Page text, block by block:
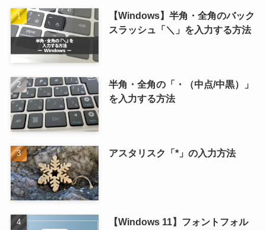
【Windows】半角・全角のバック
スラッシュ「＼」を入力する方法
半角・全角の「・（中点/中黒）」
を入力する方法
アスタリスク「*」の入力方法
【Windows 11】フォントフォル